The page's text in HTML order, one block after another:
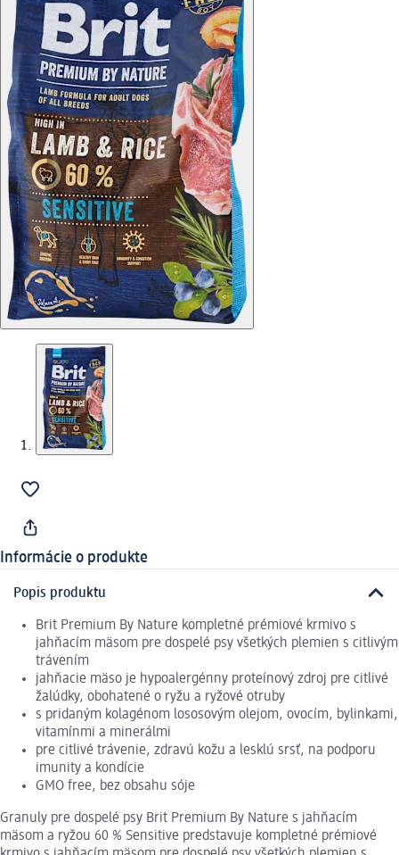
Informácie o produkte
Popis produktu
Brit Premium By Nature kompletné prémiové krmivo s
jahňacím mäsom pre dospelé psy všetkých plemien s citlivým
trávením
jahňacie mäso je hypoalergénny proteínový zdroj pre citlivé
žalúdky, obohatené o ryžu a ryžové otruby
s pridaným kolagénom lososovým olejom, ovocím, bylinkami,
vitamínmi a minerálmi
pre citlivé trávenie, zdravú kožu a lesklú srsť, na podporu
imunity a kondície
GMO free, bez obsahu sóje
Granuly pre dospelé psy Brit Premium By Nature s jahňacím
mäsom a ryžou 60 % Sensitive predstavuje kompletné prémiové